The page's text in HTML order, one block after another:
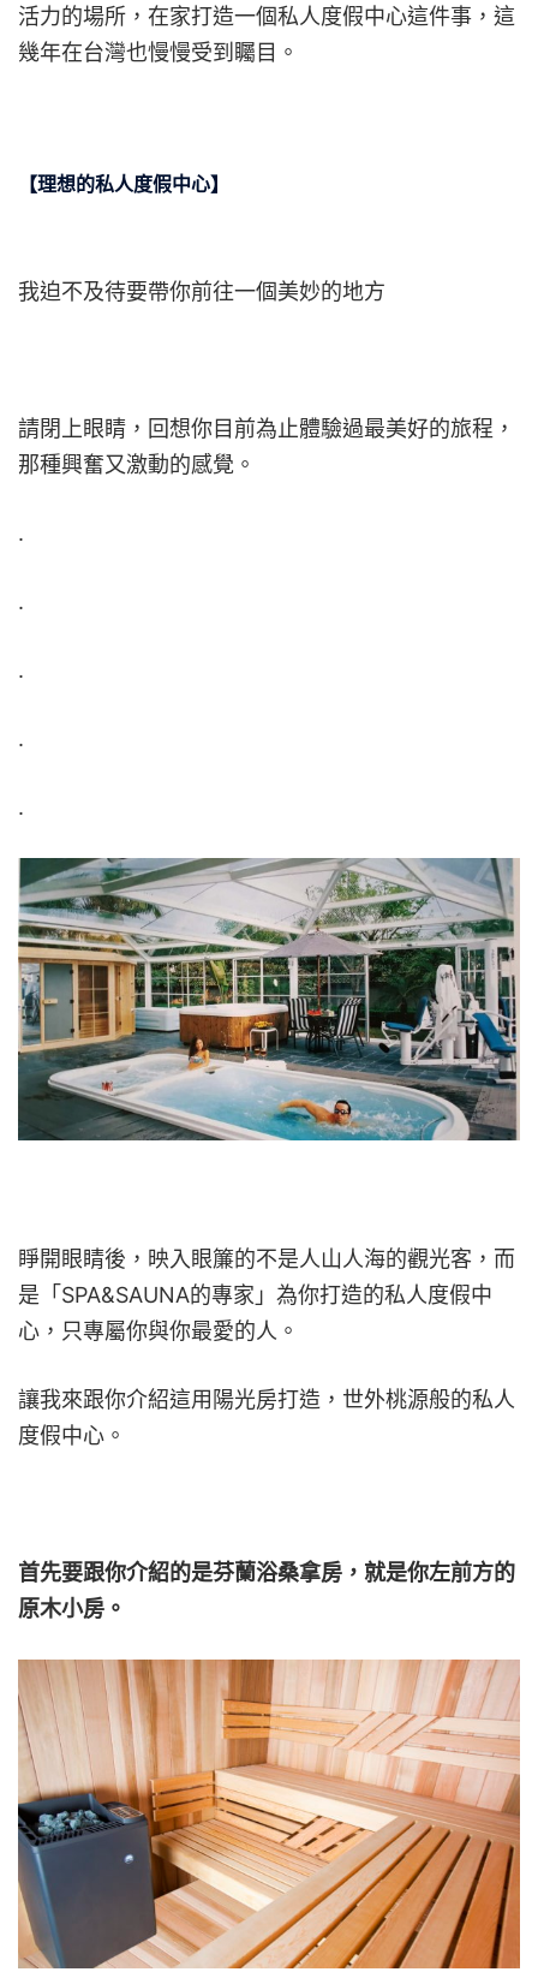
活力的場所，在家打造一個私人度假中心這件事，這
幾年在台灣也慢慢受到矚目。
【理想的私人度假中心】
我迫不及待要帶你前往一個美妙的地方
請閉上眼睛，回想你目前為止體驗過最美好的旅程，
那種興奮又激動的感覺。
.
.
.
.
.
睜開眼睛後，映入眼簾的不是人山人海的觀光客，而
是「SPA&SAUNA的專家」為你打造的私人度假中
心，只專屬你與你最愛的人。
讓我來跟你介紹這用陽光房打造，世外桃源般的私人
度假中心。
首先要跟你介紹的是芬蘭浴桑拿房，就是你左前方的
原木小房。